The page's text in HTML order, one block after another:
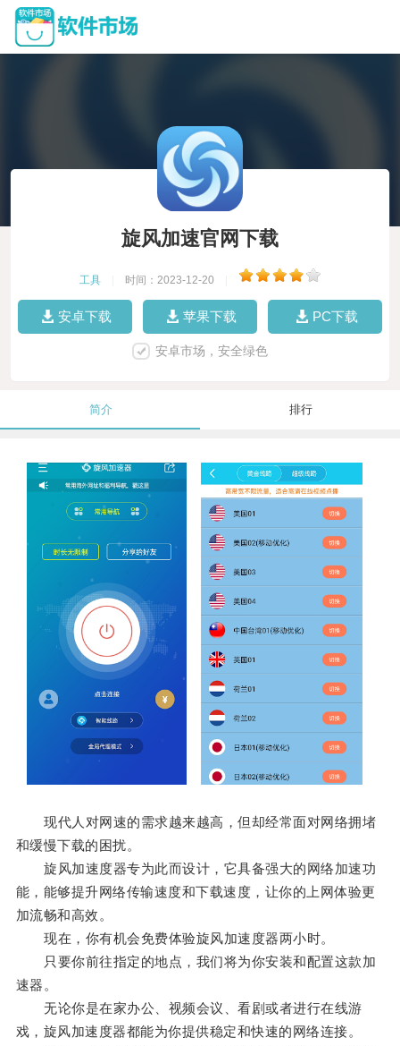
旋风加速官网下载
工具 时间：2023-12-20
安卓下载 苹果下载 PC下载
安卓市场，安全绿色
简介 排行
现代人对网速的需求越来越高，但却经常面对网络拥堵
和缓慢下载的困扰。
旋风加速度器专为此而设计，它具备强大的网络加速功
能，能够提升网络传输速度和下载速度，让你的上网体验更
加流畅和高效。
现在，你有机会免费体验旋风加速度器两小时。
只要你前往指定的地点，我们将为你安装和配置这款加
速器。
无论你是在家办公、视频会议、看剧或者进行在线游
戏，旋风加速度器都能为你提供稳定和快速的网络连接。